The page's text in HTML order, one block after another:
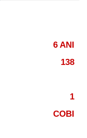
6 ANI
138
1
COBI